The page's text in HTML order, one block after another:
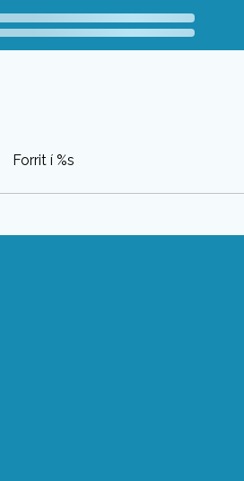
Forrit í %s